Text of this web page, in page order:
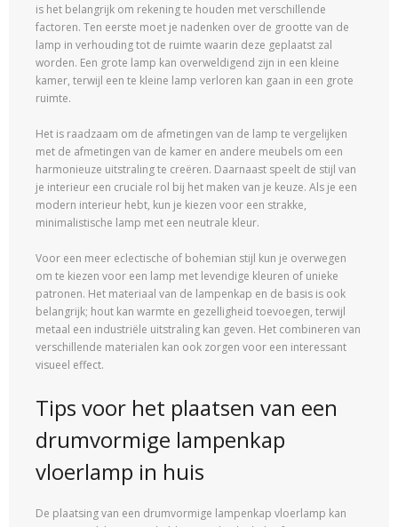
is het belangrijk om rekening te houden met verschillende
factoren. Ten eerste moet je nadenken over de grootte van de
lamp in verhouding tot de ruimte waarin deze geplaatst zal
worden. Een grote lamp kan overweldigend zijn in een kleine
kamer, terwijl een te kleine lamp verloren kan gaan in een grote
ruimte.
Het is raadzaam om de afmetingen van de lamp te vergelijken
met de afmetingen van de kamer en andere meubels om een
harmonieuze uitstraling te creëren. Daarnaast speelt de stijl van
je interieur een cruciale rol bij het maken van je keuze. Als je een
modern interieur hebt, kun je kiezen voor een strakke,
minimalistische lamp met een neutrale kleur.
Voor een meer eclectische of bohemian stijl kun je overwegen
om te kiezen voor een lamp met levendige kleuren of unieke
patronen. Het materiaal van de lampenkap en de basis is ook
belangrijk; hout kan warmte en gezelligheid toevoegen, terwijl
metaal een industriële uitstraling kan geven. Het combineren van
verschillende materialen kan ook zorgen voor een interessant
visueel effect.
Tips voor het plaatsen van een
drumvormige lampenkap
vloerlamp in huis
De plaatsing van een drumvormige lampenkap vloerlamp kan